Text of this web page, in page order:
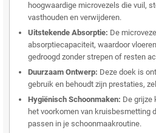
hoogwaardige microvezels die vuil,
vasthouden en verwijderen.
Uitstekende Absorptie: De
absorptiecapaciteit, waardoor
gedroogd zonder strepen of resten
Duurzaam Ontwerp: Deze doek is
gebruik en behoudt zijn prestaties,
Hygiënisch Schoonmaken: De grijze
het voorkomen van kruisbesmetting
passen in je schoonmaakroutine.